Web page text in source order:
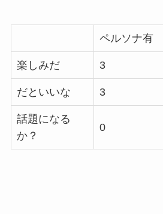
ペルソナ有
楽しみだ 3
だといいな 3
話題になる
か？
0